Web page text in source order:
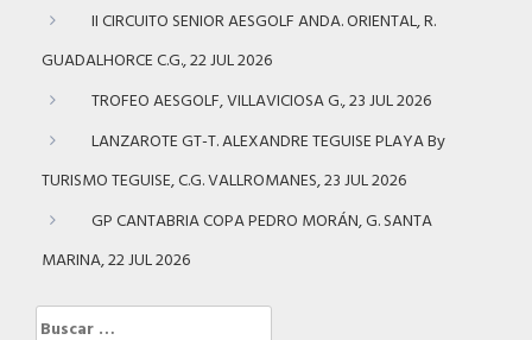
II CIRCUITO SENIOR AESGOLF ANDA. ORIENTAL, R.
GUADALHORCE C.G., 22 JUL 2026
TROFEO AESGOLF, VILLAVICIOSA G., 23 JUL 2026
LANZAROTE GT-T. ALEXANDRE TEGUISE PLAYA By
TURISMO TEGUISE, C.G. VALLROMANES, 23 JUL 2026
GP CANTABRIA COPA PEDRO MORÁN, G. SANTA
MARINA, 22 JUL 2026
Buscar: